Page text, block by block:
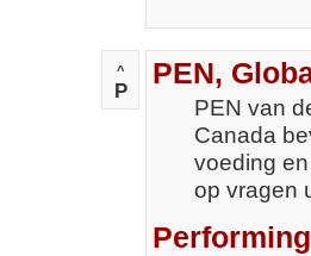
^
P
PEN,
PEN van
Canada
voeding
op vragen